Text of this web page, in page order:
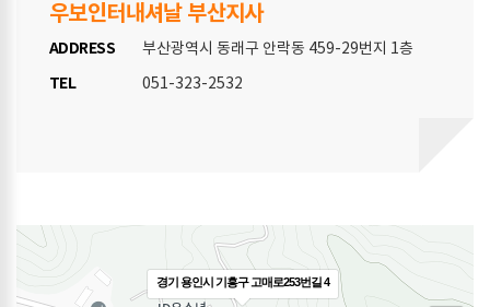
우보인터내셔날 부산지사
ADDRESS 부산광역시 동래구 안락동 459-29번지 1층
TEL 051-323-2532
경기 용인시 기흥구 고매로253번길 4